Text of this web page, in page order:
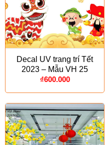
Decal UV trang trí Tết
2023 – Mẫu VH 25
₫600.000